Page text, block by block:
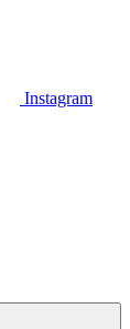
Instagram